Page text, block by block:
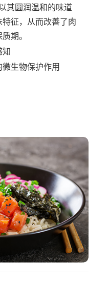
圆润温和的味道
征，从而改善了肉
期。
生物保护作用